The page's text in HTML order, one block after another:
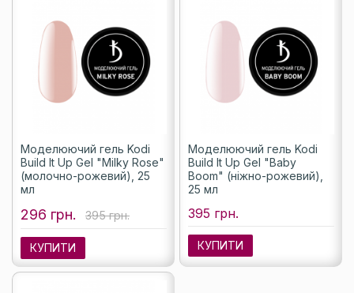
Моделюючий гель Kodi
Build It Up Gel "Milky Rose"
(молочно-рожевий), 25
мл
296 грн. 395 грн.
КУПИТИ
Моделюючий гель Kodi
Build It Up Gel "Baby
Boom" (ніжно-рожевий),
25 мл
395 грн.
КУПИТИ